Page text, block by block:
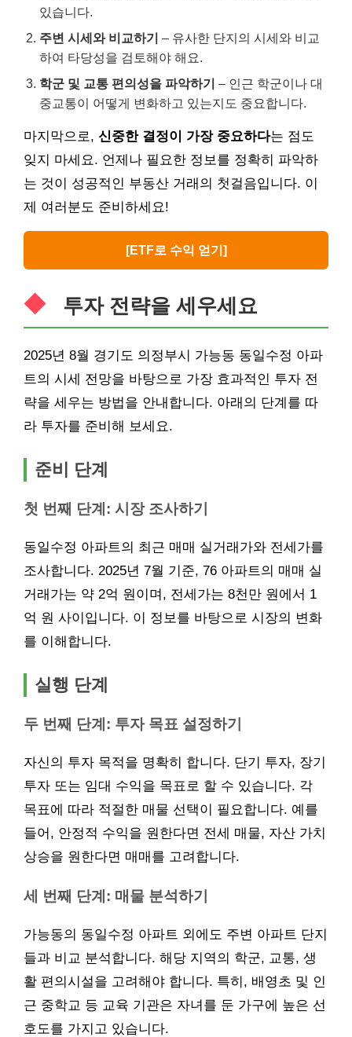
있습니다.
주변 시세와 비교하기 – 유사한 단지의 시세와 비교
하여 타당성을 검토해야 해요.
학군 및 교통 편의성을 파악하기 – 인근 학군이나 대
중교통이 어떻게 변화하고 있는지도 중요합니다.
마지막으로, 신중한 결정이 가장 중요하다는 점도
잊지 마세요. 언제나 필요한 정보를 정확히 파악하
는 것이 성공적인 부동산 거래의 첫걸음입니다. 이
제 여러분도 준비하세요!
[ETF로 수익 얻기]
투자 전략을 세우세요
2025년 8월 경기도 의정부시 가능동 동일수정 아파
트의 시세 전망을 바탕으로 가장 효과적인 투자 전
략을 세우는 방법을 안내합니다. 아래의 단계를 따
라 투자를 준비해 보세요.
준비 단계
첫 번째 단계: 시장 조사하기
동일수정 아파트의 최근 매매 실거래가와 전세가를
조사합니다. 2025년 7월 기준, 76 아파트의 매매 실
거래가는 약 2억 원이며, 전세가는 8천만 원에서 1
억 원 사이입니다. 이 정보를 바탕으로 시장의 변화
를 이해합니다.
실행 단계
두 번째 단계: 투자 목표 설정하기
자신의 투자 목적을 명확히 합니다. 단기 투자, 장기
투자 또는 임대 수익을 목표로 할 수 있습니다. 각
목표에 따라 적절한 매물 선택이 필요합니다. 예를
들어, 안정적 수익을 원한다면 전세 매물, 자산 가치
상승을 원한다면 매매를 고려합니다.
세 번째 단계: 매물 분석하기
가능동의 동일수정 아파트 외에도 주변 아파트 단지
들과 비교 분석합니다. 해당 지역의 학군, 교통, 생
활 편의시설을 고려해야 합니다. 특히, 배영초 및 인
근 중학교 등 교육 기관은 자녀를 둔 가구에 높은 선
호도를 가지고 있습니다.